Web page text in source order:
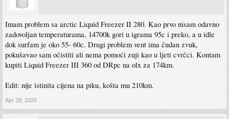
Imam problem sa arctic Liquid Freezer II 280. Kao prvo nisam odavno
zadovoljan temperaturama, 14700k gori u igrama 95c i preko, a u idle
dok surfam je oko 55- 60c. Drugi problem vent ima čudan zvuk,
pokušavao sam očistiti ali nema pomoći zuji kao u ljeti cvrčci. Kontam
kupiti Liquid Freezer III 360 od DRpc na olx za 174km.
Edit: nije istinita cijena na piku, košta mu 210km.
Apr 28, 2025